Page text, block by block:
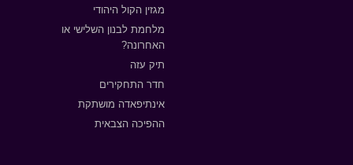
מגזין הקול היהודי
מלחמת לבנון השלישי או
האחרונה?
תיק עזה
חדר התחקירים
אינתיפאדה מושתקת
ההפיכה הצבאית